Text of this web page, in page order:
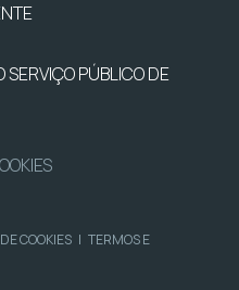
PÚBLICO DE
COOKIES | TERMOS E